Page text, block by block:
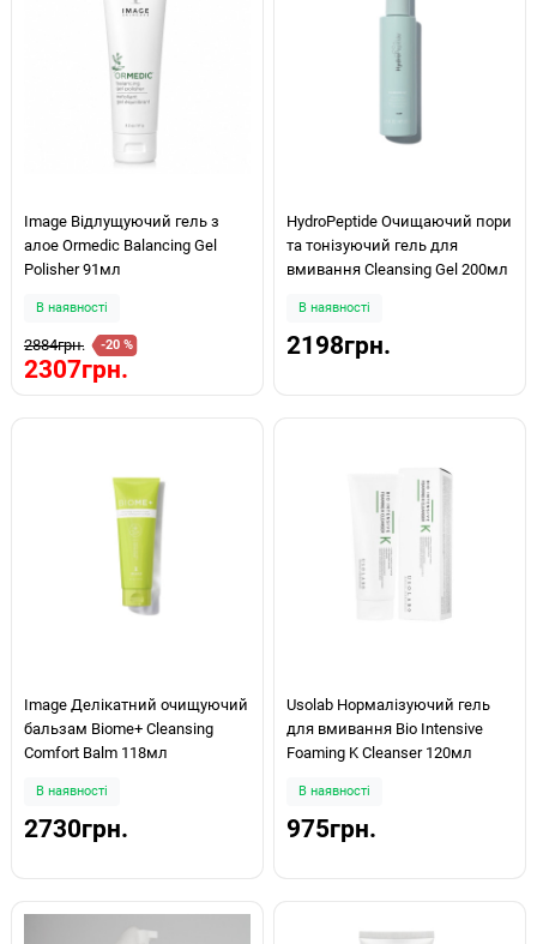
Image Відлущуючий гель з
алое Ormedic Balancing Gel
Polisher 91мл
В наявності
2884грн. -20 %
2307грн.
HydroPeptide Очищаючий пори
та тонізуючий гель для
вмивання Cleansing Gel 200мл
В наявності
2198грн.
Image Делікатний очищуючий
бальзам Biome+ Cleansing
Comfort Balm 118мл
В наявності
2730грн.
Usolab Нормалізуючий гель
для вмивання Bio Intensive
Foaming K Cleanser 120мл
В наявності
975грн.